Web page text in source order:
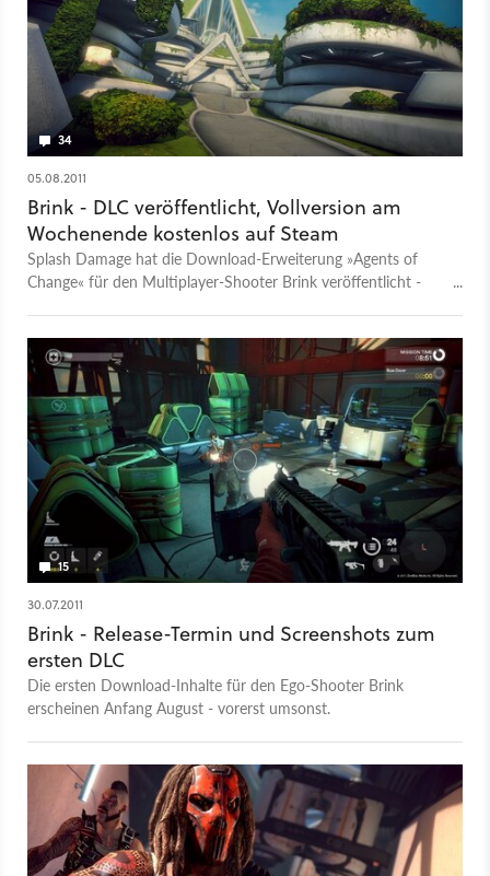
34
05.08.2011
Brink - DLC veröffentlicht, Vollversion am
Wochenende kostenlos auf Steam
Splash Damage hat die Download-Erweiterung »Agents of
Change« für den Multiplayer-Shooter Brink veröffentlicht -
15
30.07.2011
Brink - Release-Termin und Screenshots zum
ersten DLC
Die ersten Download-Inhalte für den Ego-Shooter Brink
erscheinen Anfang August - vorerst umsonst.